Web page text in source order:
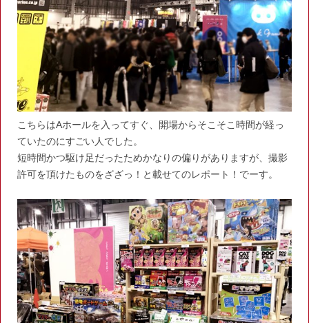
こちらはAホールを入ってすぐ、開場からそこそこ時間が経っ
ていたのにすごい人でした。
短時間かつ駆け足だったためかなりの偏りがありますが、撮影
許可を頂けたものをざざっ！と載せてのレポート！でーす。